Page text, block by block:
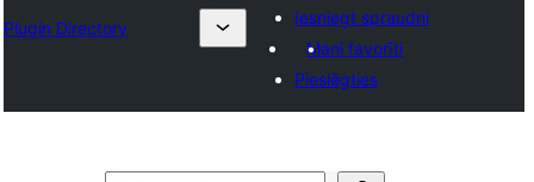
Plugin Directory
Iesniegt spraudni
Mani favorīti
Pieslēgties